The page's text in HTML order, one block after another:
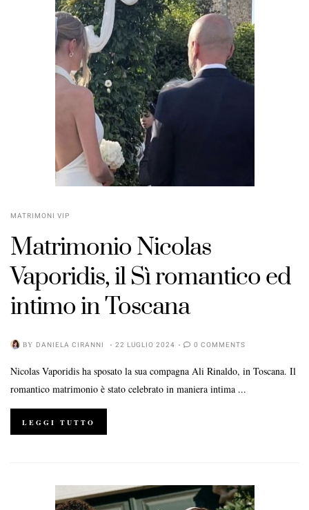
MATRIMONI VIP
Matrimonio Nicolas
Vaporidis, il Sì romantico ed
intimo in Toscana
BY DANIELA CIRANNI 22 LUGLIO 2024 0 COMMENTS
Nicolas Vaporidis ha sposato la sua compagna Ali Rinaldo, in Toscana. Il
romantico matrimonio è stato celebrato in maniera intima ...
LEGGI TUTTO